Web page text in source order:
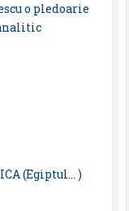
o pledoarie
(Egiptul… )